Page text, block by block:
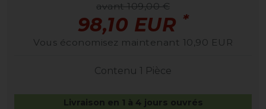
avant 109,00 €
98,10 EUR *
Vous économisez maintenant 10,90 EUR
Contenu 1 Pièce
Livraison en 1 à 4 jours ouvrés